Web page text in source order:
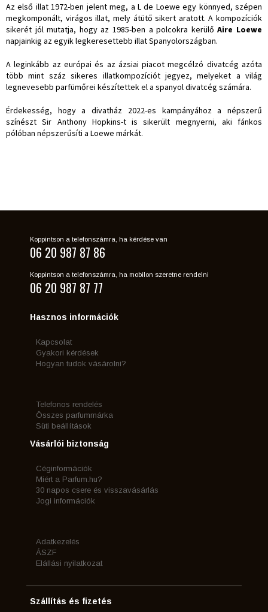
Az első illat 1972-ben jelent meg, a L de Loewe egy könnyed, szépen
megkomponált, virágos illat, mely átütő sikert aratott. A kompozíciók
sikerét jól mutatja, hogy az 1985-ben a polcokra kerülőAire Loewe
napjainkig az egyik legkeresettebb illat Spanyolországban.
A leginkább az európai és az ázsiai piacot megcélzó divatcég azóta
több mint száz sikeres illatkompozíciót jegyez, melyeket a világ
legnevesebb parfümőrei készítettek el a spanyol divatcég számára.
Érdekesség, hogy a divatház 2022-es kampányához a népszerű
színészt Sir Anthony Hopkins-t is sikerült megnyerni, aki fánkos
pólóban népszerűsíti a Loewe márkát.
Koppintson a telefonszámra, ha kérdése van
06 20 987 87 86
Koppintson a telefonszámra, ha mobilon szeretne rendelni
06 20 987 87 77
Hasznos információk
Kapcsolat
Gyakori kérdések
Hogyan tudok vásárolni?
Telefonos rendelés
Összes parfummárka
Süti beállítások
Vásárlói biztonság
Céginformációk
Miért a Parfum.hu?
30 napos csere és visszavásárlás
Jogi információk
Adatkezelés
ÁSZF
Elállási nyilatkozat
Szállítás és fizetés